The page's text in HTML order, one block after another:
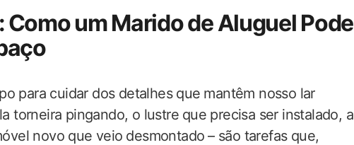
um Marido​ de Aluguel Pode
para cuidar dos detalhes que⁢ mantêm nosso​ lar
torneira pingando, o ‍lustre⁣ que precisa ser instalado, a
novo que veio⁢ desmontado ⁣– são tarefas que,